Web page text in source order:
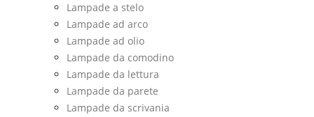
Lampade a stelo
Lampade ad arco
Lampade ad olio
Lampade da comodino
Lampade da lettura
Lampade da parete
Lampade da scrivania